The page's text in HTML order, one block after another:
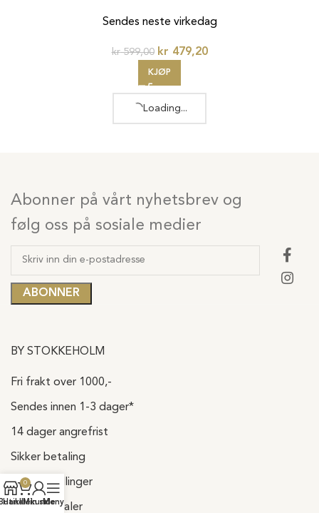
Sendes neste virkedag
kr599,00 kr 479,20
KJØP
Loading...
Abonner på vårt nyhetsbrev og
følg oss på sosiale medier
BY STOKKEHOLM
Fri frakt over 1000,-
Sendes innen 1-3 dager*
14 dager angrefrist
Sikker betaling
Ledige Stillinger
Kundeomtaler
0
Handlekurv
Min side
Meny